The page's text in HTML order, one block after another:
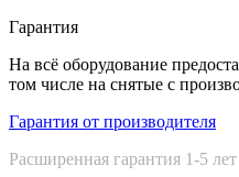
Гарантия
На всё оборудование
том числе на снятые с
Гарантия от производителя
Расширенная гарантия 1-5 лет